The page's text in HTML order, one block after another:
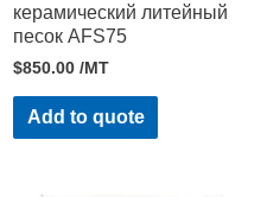
керамический литейный
песок AFS75
$850.00 /MT
Add to quote